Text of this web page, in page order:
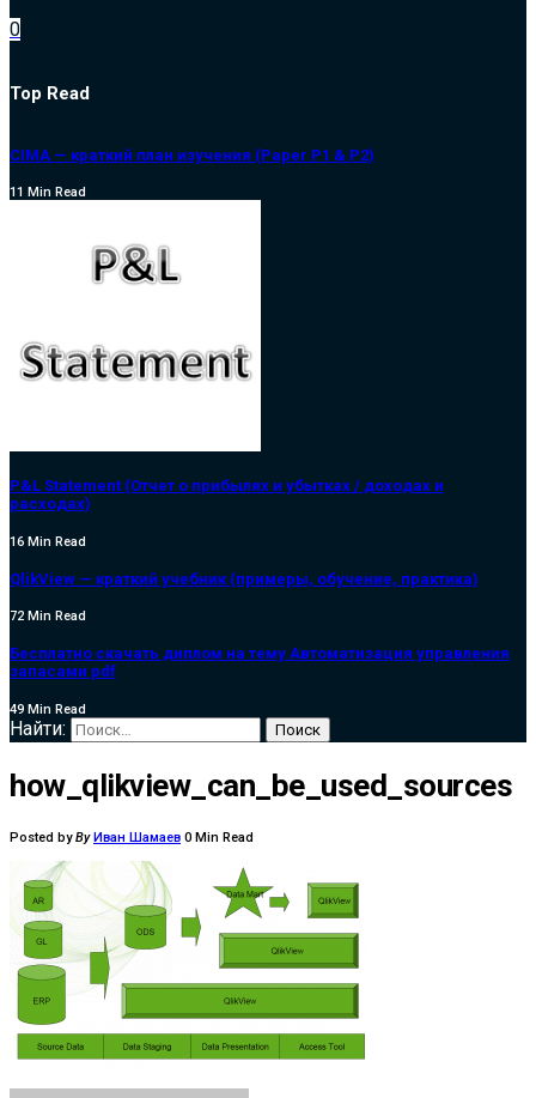
0
Top Read
CIMA — краткий план изучения (Paper P1 & P2)
11 Min Read
P&L Statement (Отчет о прибылях и убытках / доходах и
расходах)
16 Min Read
QlikView — краткий учебник (примеры, обучение, практика)
72 Min Read
Бесплатно скачать диплом на тему Автоматизация управления
запасами pdf
49 Min Read
Найти:
how_qlikview_can_be_used_sources
Posted by ByИван Шамаев 0 Min Read